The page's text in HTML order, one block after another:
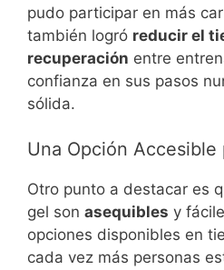
pudo participar en más
también logró reducir el
recuperación entre
confianza en sus pasos
sólida.
Una Opción Accesible
Otro punto a destacar es
gel son asequibles y
opciones disponibles en
cada vez más personas